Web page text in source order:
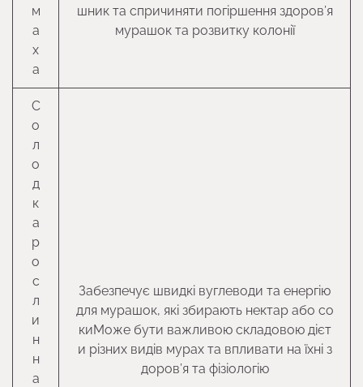
м
а
х
а
шник та спричиняти погіршення здоров’я
мурашок та розвитку колонії
С
о
л
о
д
к
а
р
о
с
л
и
н
н
а
Забезпечує швидкі вуглеводи та енергію
для мурашок, які збирають нектар або со
киМоже бути важливою складовою дієт
и різних видів мурах та впливати на їхні з
доров’я та фізіологію